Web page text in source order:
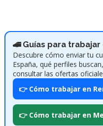
🚄 Guías para
Descubre cómo enviar tu
España, qué perfiles
consultar las ofertas
👉 Cómo trabajar en
👉 Cómo trabajar en